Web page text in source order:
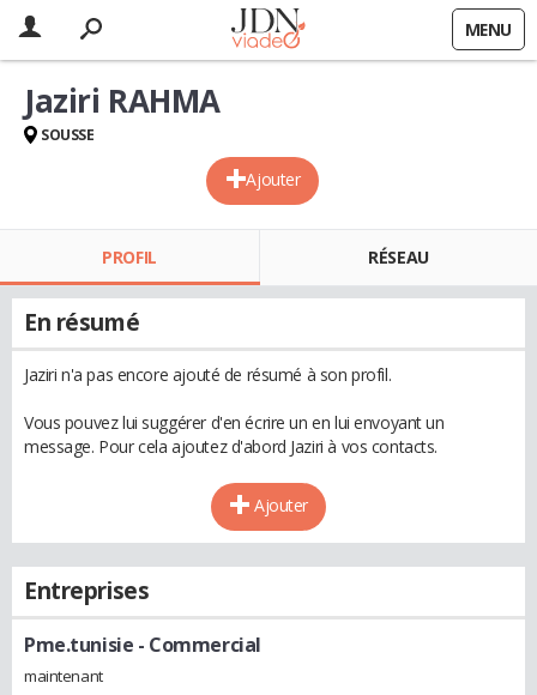
MENU
Ajouter
Jaziri RAHMA
SOUSSE
PROFIL RÉSEAU
En résumé
Jaziri n'a pas encore ajouté de résumé à son profil.
Vous pouvez lui suggérer d'en écrire un en lui envoyant un
message. Pour cela ajoutez d'abord Jaziri à vos contacts.
Ajouter
Entreprises
Pme.tunisie - Commercial
maintenant